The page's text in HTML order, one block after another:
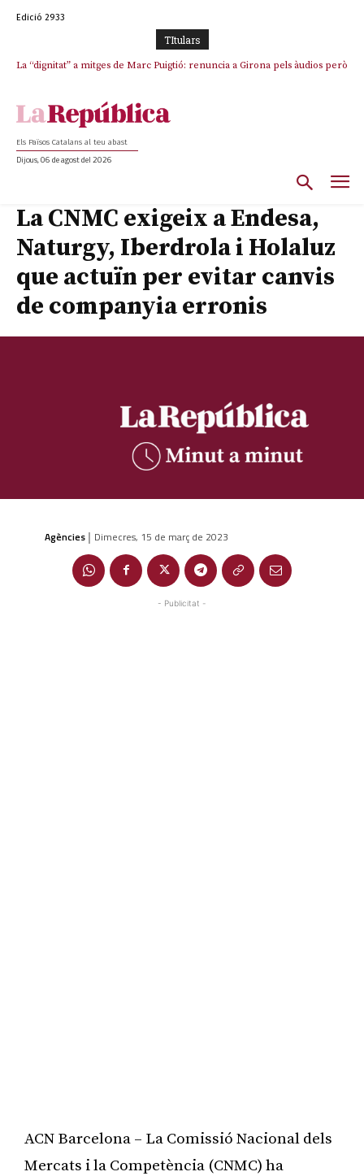
Edició 2933
TItulars
La “dignitat” a mitges de Marc Puigtió: renuncia a Girona pels àudios però
Junts exigeix que Catalunya quedi “fora” del repartiment dels menors
Els Països Catalans al teu abast
Dijous, 06 de agost del 2026
La CNMC exigeix a Endesa,
Naturgy, Iberdrola i Holaluz
que actuïn per evitar canvis
de companyia erronis
Agències | Dimecres, 15 de març de 2023
- Publicitat -
ACN Barcelona – La Comissió Nacional dels
Mercats i la Competència (CNMC) ha